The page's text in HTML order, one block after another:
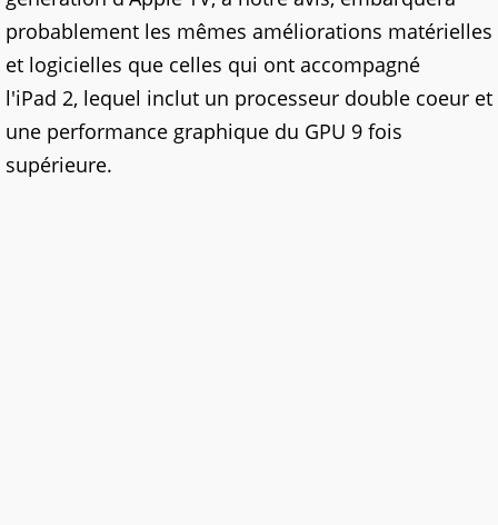
probablement les mêmes améliorations matérielles
et logicielles que celles qui ont accompagné
l'iPad 2, lequel inclut un processeur double coeur et
une performance graphique du GPU 9 fois
supérieure.